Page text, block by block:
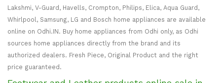
Lakshmi, V-Guard, Havells, Crompton, Philips, Elica, Aqua Guard,
Whirlpool, Samsung, LG and Bosch home appliances are available
online on Odhi.IN. Buy home appliances from Odhi only, as Odhi
sources home appliances directly from the brand and its
authorized dealers. Fresh Piece, Original Product and the right
price guaranteed.